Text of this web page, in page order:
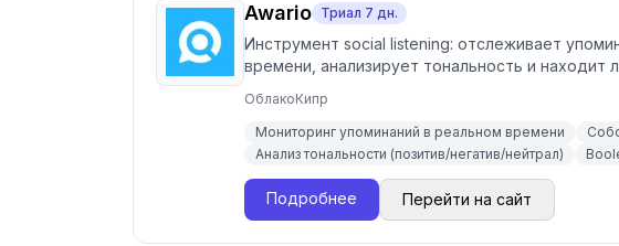
Awario Триал 7 дн.
Инструмент social listening: отслеживает
времени, анализирует тональность и находит
ОблакоКипр
Мониторинг упоминаний в реальном времени
Анализ тональности (позитив/негатив/нейтрал)
Подробнее Перейти на сайт